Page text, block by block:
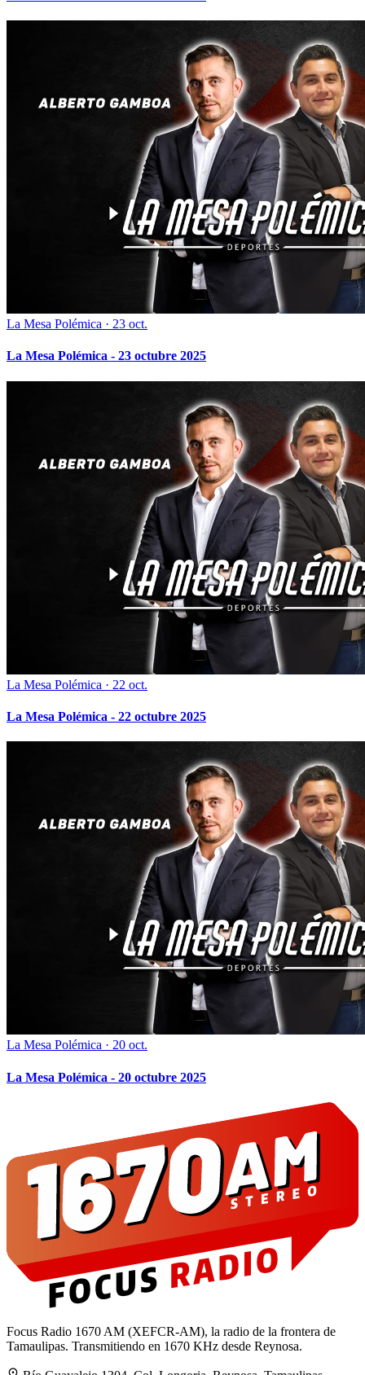
La Mesa Polémica · 23 oct.
La Mesa Polémica - 23 octubre 2025
La Mesa Polémica · 22 oct.
La Mesa Polémica - 22 octubre 2025
La Mesa Polémica · 20 oct.
La Mesa Polémica - 20 octubre 2025
Focus Radio 1670 AM (XEFCR-AM), la radio de la frontera de
Tamaulipas. Transmitiendo en 1670 KHz desde Reynosa.